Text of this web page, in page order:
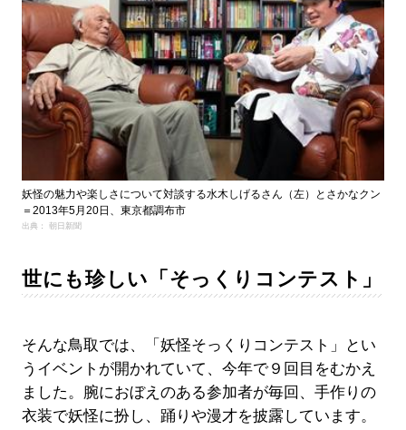
妖怪の魅力や楽しさについて対談する水木しげるさん（左）とさかなクン
＝2013年5月20日、東京都調布市
出典： 朝日新聞
世にも珍しい「そっくりコンテスト」
そんな鳥取では、「妖怪そっくりコンテスト」とい
うイベントが開かれていて、今年で９回目をむかえ
ました。腕におぼえのある参加者が毎回、手作りの
衣装で妖怪に扮し、踊りや漫才を披露しています。